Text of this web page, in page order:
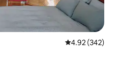
Calificación
4.92 (342)